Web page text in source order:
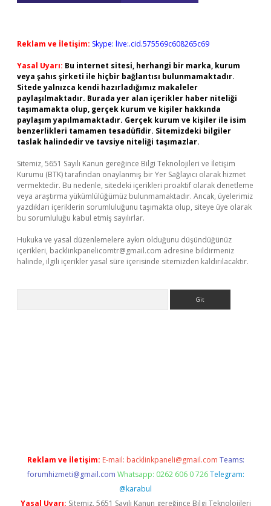
Reklam ve İletişim: Skype: live:.cid.575569c608265c69
Yasal Uyarı: Bu internet sitesi, herhangi bir marka, kurum
veya şahıs şirketi ile hiçbir bağlantısı bulunmamaktadır.
Sitede yalnızca kendi hazırladığımız makaleler
paylaşılmaktadır. Burada yer alan içerikler haber niteliği
taşımamakta olup, gerçek kurum ve kişiler hakkında
paylaşım yapılmamaktadır. Gerçek kurum ve kişiler ile isim
benzerlikleri tamamen tesadüfidir. Sitemizdeki bilgiler
taslak halindedir ve tavsiye niteliği taşımazlar.
Sitemiz, 5651 Sayılı Kanun gereğince Bilgi Teknolojileri ve İletişim
Kurumu (BTK) tarafından onaylanmış bir Yer Sağlayıcı olarak hizmet
vermektedir. Bu nedenle, sitedeki içerikleri proaktif olarak denetleme
veya araştırma yükümlülüğümüz bulunmamaktadır. Ancak, üyelerimiz
yazdıkları içeriklerin sorumluluğunu taşımakta olup, siteye üye olarak
bu sorumluluğu kabul etmiş sayılırlar.
Hukuka ve yasal düzenlemelere aykırı olduğunu düşündüğünüz
içerikleri, backlinkpanelicomtr@gmail.com adresine bildirmeniz
halinde, ilgili içerikler yasal süre içerisinde sitemizden kaldırılacaktır.
Reklam ve İletişim: E-mail: backlinkpaneli@gmail.com Teams:
forumhizmeti@gmail.com Whatsapp: 0262 606 0 726 Telegram:
@karabul
Yasal Uyarı: Sitemiz, 5651 Sayılı Kanun gereğince Bilgi Teknolojileri